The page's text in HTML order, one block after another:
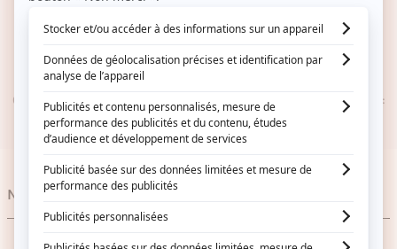
SERVICE CLIENT RÉACTIF
Contactez-nous au 01 59 13 46 37 (Lun- Ven 9h – 18h / Sa :
9h – 13h)
Nos catégories